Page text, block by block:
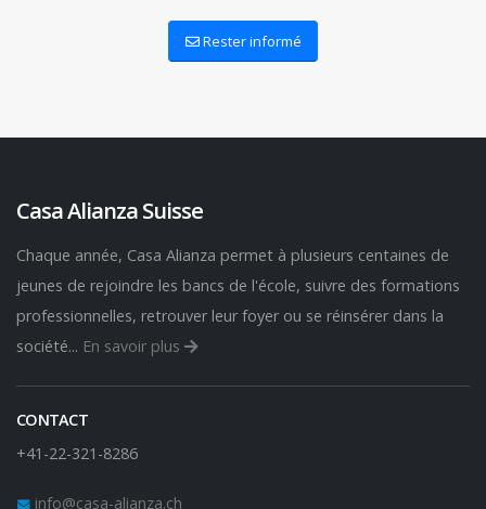
Rester informé
Casa Alianza Suisse
Chaque année, Casa Alianza permet à plusieurs centaines de
jeunes de rejoindre les bancs de l'école, suivre des formations
professionnelles, retrouver leur foyer ou se réinsérer dans la
société... En savoir plus
CONTACT
+41-22-321-8286
info@casa-alianza.ch